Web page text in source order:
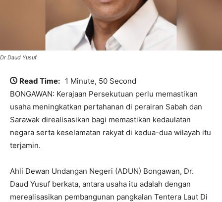
Dr Daud Yusuf
Read Time: 1 Minute, 50 Second
BONGAWAN: Kerajaan Persekutuan perlu memastikan
usaha meningkatkan pertahanan di perairan Sabah dan
Sarawak direalisasikan bagi memastikan kedaulatan
negara serta keselamatan rakyat di kedua-dua wilayah itu
terjamin.
Ahli Dewan Undangan Negeri (ADUN) Bongawan, Dr.
Daud Yusuf berkata, antara usaha itu adalah dengan
merealisasikan pembangunan pangkalan Tentera Laut Di